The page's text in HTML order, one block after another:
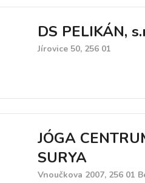
DS PELIKÁN,
Jírovice 50, 256 01
JÓGA
SURYA
Vnoučkova 2007, 256 01